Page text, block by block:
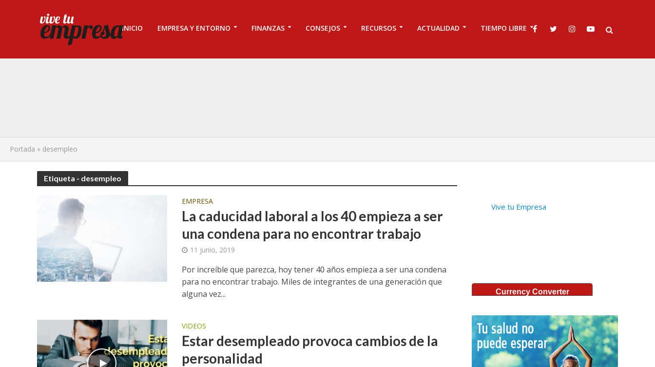
INICIO EMPRESA Y ENTORNO FINANZAS CONSEJOS RECURSOS ACTUALIDAD TIEMPO LIBRE
Portada » desempleo
Etiqueta - desempleo
EMPRESA
La caducidad laboral a los 40 empieza a ser
una condena para no encontrar trabajo
11 junio, 2019
Por increíble que parezca, hoy tener 40 años empieza a ser una condena
para no encontrar trabajo. Miles de integrantes de una generación que
alguna vez...
VIDEOS
Estar desempleado provoca cambios de la
personalidad
Vive tu Empresa
Currency Converter